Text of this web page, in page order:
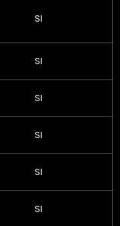
SI
SI
SI
SI
SI
SI